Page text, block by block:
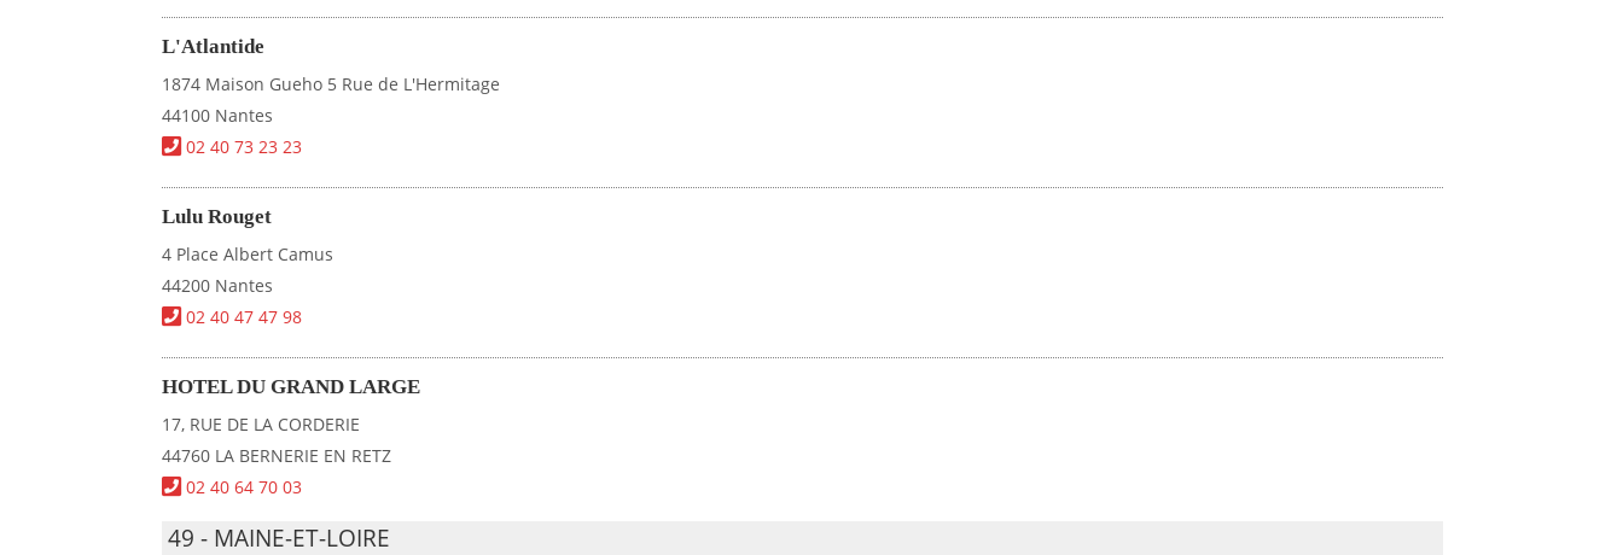
L'Atlantide
1874 Maison Gueho 5 Rue de L'Hermitage
44100 Nantes
02 40 73 23 23
Lulu Rouget
4 Place Albert Camus
44200 Nantes
02 40 47 47 98
HOTEL DU GRAND LARGE
17, RUE DE LA CORDERIE
44760 LA BERNERIE EN RETZ
02 40 64 70 03
49 - MAINE-ET-LOIRE